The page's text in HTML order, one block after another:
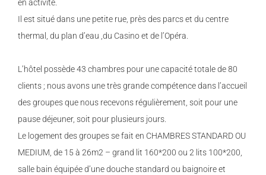
en activité.
Il est situé dans une petite rue, près des parcs et du centre
thermal, du plan d’eau ,du Casino et de l’Opéra.
L’hôtel possède 43 chambres pour une capacité totale de 80
clients ; nous avons une très grande compétence dans l’accueil
des groupes que nous recevons régulièrement, soit pour une
pause déjeuner, soit pour plusieurs jours.
Le logement des groupes se fait en CHAMBRES STANDARD OU
MEDIUM, de 15 à 26m2 – grand lit 160*200 ou 2 lits 100*200,
salle bain équipée d’une douche standard ou baignoire et